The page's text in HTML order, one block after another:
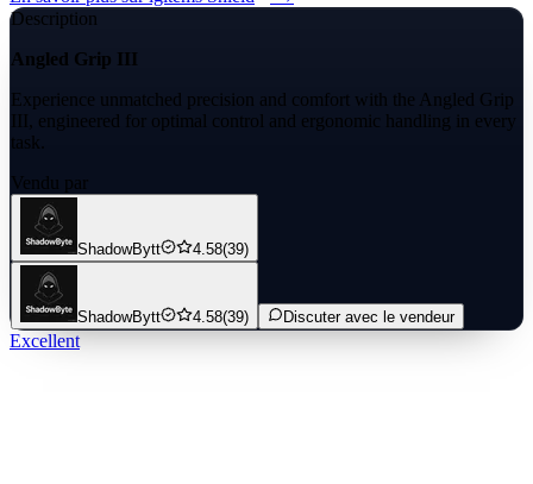
Description
Angled Grip III
Experience unmatched precision and comfort with the Angled Grip
III, engineered for optimal control and ergonomic handling in every
task.
Vendu par
ShadowBytt 4.58(39)
ShadowBytt 4.58(39) Discuter avec le vendeur
Excellent